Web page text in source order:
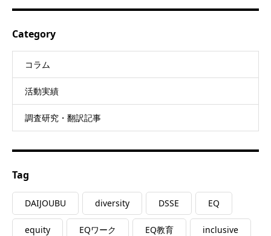
Category
コラム
活動実績
調査研究・翻訳記事
Tag
DAIJOUBU diversity DSSE EQ
equity EQワーク EQ教育 inclusive